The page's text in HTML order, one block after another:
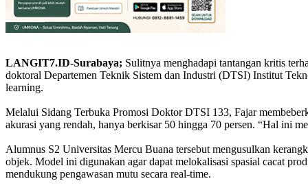
LANGIT7.ID-Surabaya; Sulitnya menghadapi tantangan kritis
doktoral Departemen Teknik Sistem dan Industri (DTSI) Institut
learning.
Melalui Sidang Terbuka Promosi Doktor DTSI 133, Fajar
akurasi yang rendah, hanya berkisar 50 hingga 70 persen. “Hal ini
Alumnus S2 Universitas Mercu Buana tersebut mengusulkan
objek. Model ini digunakan agar dapat melokalisasi spasial cacat
mendukung pengawasan mutu secara real-time.